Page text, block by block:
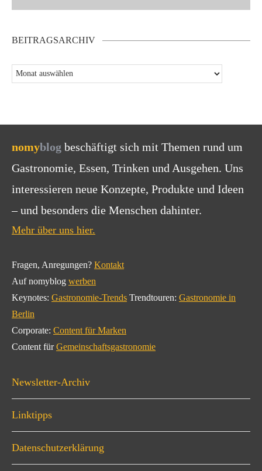
BEITRAGSARCHIV
nomyblog beschäftigt sich mit Themen rund um
Gastronomie, Essen, Trinken und Ausgehen. Uns
interessieren neue Konzepte, Produkte und Ideen
– und besonders die Menschen dahinter.
Mehr über uns hier.
Fragen, Anregungen? Kontakt
Auf nomyblog werben
Keynotes: Gastronomie-Trends Trendtouren: Gastronomie in
Berlin
Corporate: Content für Marken
Content fürGemeinschaftsgastronomie
Newsletter-Archiv
Linktipps
Datenschutzerklärung